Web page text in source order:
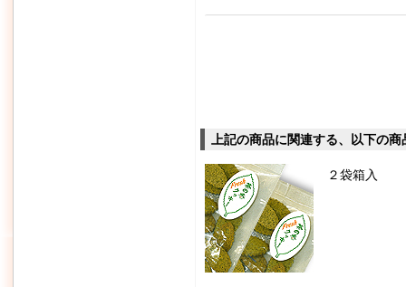
上記の商品に関連する、以下の
２袋箱入